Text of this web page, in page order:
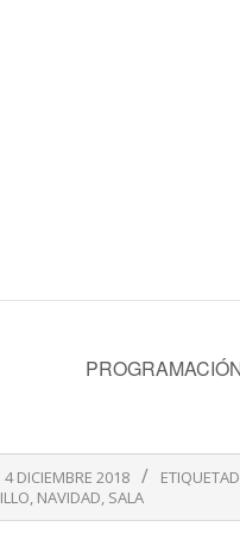
4 DICIEMBRE 2018
, NAVIDAD, SALA